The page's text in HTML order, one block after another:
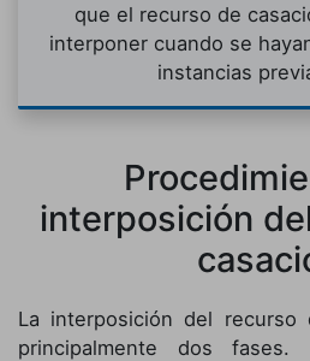
que el recurso de
interponer cuando se
instancias
interposición
La interposición del recurso
principalmente dos